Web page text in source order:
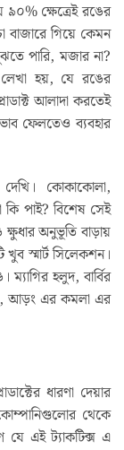
৯০% ক্ষেত্রেই রঙের
বাজারে গিয়ে কেমন
পারি, মজার না?
লেখা হয়, যে রঙের
আলাদা করতেই
ফেলতেও ব্যবহার
কোকাকোলা,
পাই? বিশেষ সেই
অনুভূতি বাড়ায়
স্মার্ট সিলেকশন।
হলুদ, বার্বির
আড়ং এর কমলা এর
ধারণা দেয়ার
কোম্পানিগুলোর থেকে
এই ট্যাকটিক্স এ